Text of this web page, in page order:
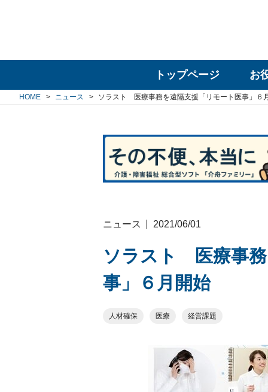
トップページ お
HOME ニュース ソラスト 医療事務を遠隔支援「リモート医事」６
ニュース 2021/06/01
ソラスト 医療事務
事」６月開始
人材確保 医療 経営課題